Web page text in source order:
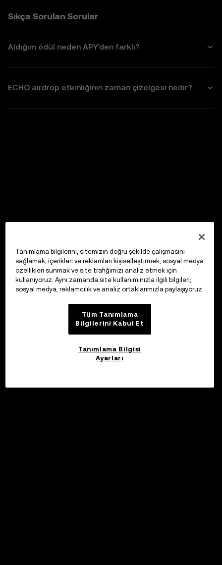
Sıkça Sorulan Sorular
Aldığım ödül neden APY'den farklı?
ECHO airdrop etkinliğinin zaman çizelgesi nedir?
Tanımlama bilgilerini; sitemizin doğru şekilde çalışmasını
sağlamak, içerikleri ve reklamları kişiselleştirmek, sosyal medya
özellikleri sunmak ve site trafiğimizi analiz etmek için
kullanıyoruz. Aynı zamanda site kullanımınızla ilgili bilgileri;
sosyal medya, reklamcılık ve analiz ortaklarımızla paylaşıyoruz.
Tüm Tanımlama
Bilgilerini Kabul Et
Tanımlama Bilgisi
Ayarları